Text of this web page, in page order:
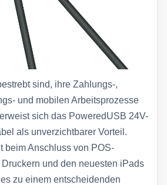
sind, ihre Zahlungs-,
und mobilen Arbeitsprozesse
sich das PoweredUSB 24V-
als unverzichtbarer Vorteil.
beim Anschluss von POS-
und den neuesten iPads
zu einem entscheidenden